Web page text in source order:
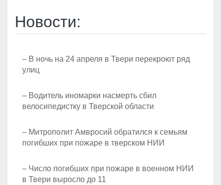
Новости:
– В ночь на 24 апреля в Твери перекроют ряд
улиц
– Водитель иномарки насмерть сбил
велосипедистку в Тверской области
– Митрополит Амвросий обратился к семьям
погибших при пожаре в тверском НИИ
– Число погибших при пожаре в военном НИИ
в Твери выросло до 11